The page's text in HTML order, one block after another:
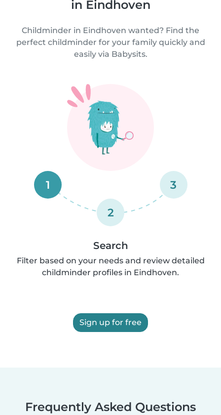
in Eindhoven
Childminder in Eindhoven wanted? Find the
perfect childminder for your family quickly and
easily via Babysits.
1
2
3
Search
Filter based on your needs and review detailed
childminder profiles in Eindhoven.
Sign up for free
Frequently Asked Questions